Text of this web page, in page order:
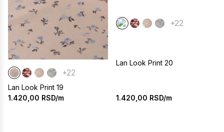
+22
Lan Look Print 19
1.420,00 RSD/m
+22
Lan Look Print 20
1.420,00 RSD/m